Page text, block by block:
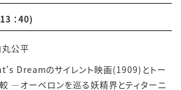
：40)
丸公平
Dreamのサイレント映画(1909)とトー
―オーベロンを巡る妖精界とティターニ